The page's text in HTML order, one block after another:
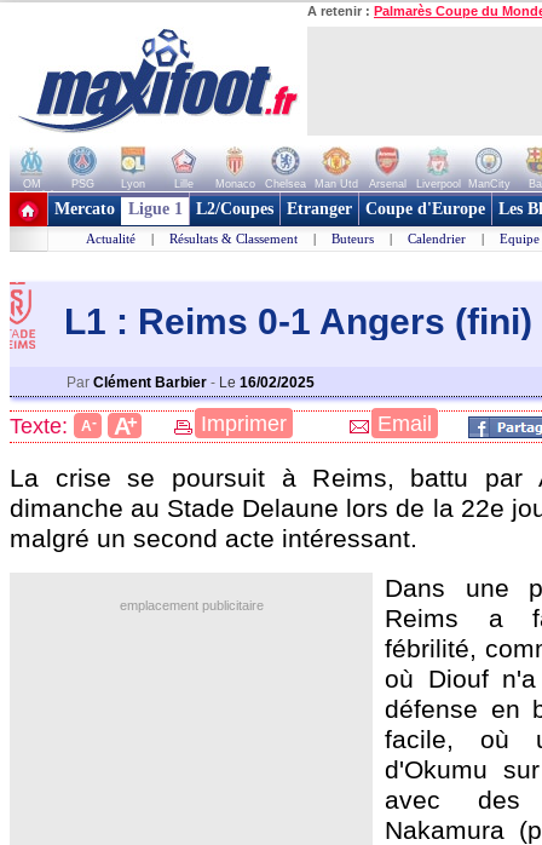
A retenir : Palmarès Coupe du
OM PSG Lyon Lille Monaco Chelsea Man Utd Arsenal Liverpool ManCity
+ de clubs
Mercato Ligue 1 L2/Coupes Etranger Coupe d'Europe Les
Actualité | Résultats & Classement | Buteurs | Calendrier | Equipe
L1 : Reims 0-1 Angers (fini)
Par Clément Barbier - Le 16/02/2025
Texte: A- A+ Imprimer Email
La crise se poursuit à Reims, battu par
dimanche au Stade Delaune lors de la 22e
malgré un second acte intéressant.
emplacement publicitaire
Dans une
Reims a
fébrilité,
où Diouf
défense en
facile, où
d'Okumu
avec des
Nakamura